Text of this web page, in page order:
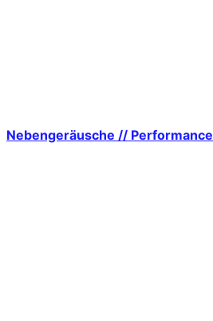
Nebengeräusche // Performance